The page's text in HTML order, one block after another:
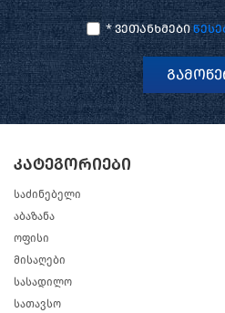
* ვეთანხმები
კატეგორიები
საძინებელი
აბაზანა
ოფისი
მისაღები
სასადილო
სათავსო